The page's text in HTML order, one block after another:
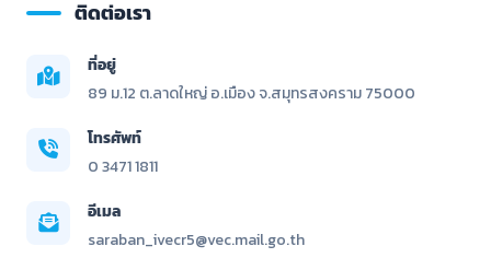
ติดต่อเรา
ที่อยู่
89 ม.12 ต.ลาดใหญ่ อ.เมือง จ.สมุทรสงคราม 75000
โทรศัพท์
0 3471 1811
อีเมล
saraban_ivecr5@vec.mail.go.th